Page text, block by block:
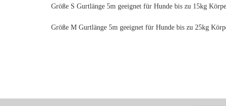
Größe S Gurtlänge 5m geeignet für Hunde bis zu 15kg
Größe M Gurtlänge 5m geeignet für Hunde bis zu 25kg